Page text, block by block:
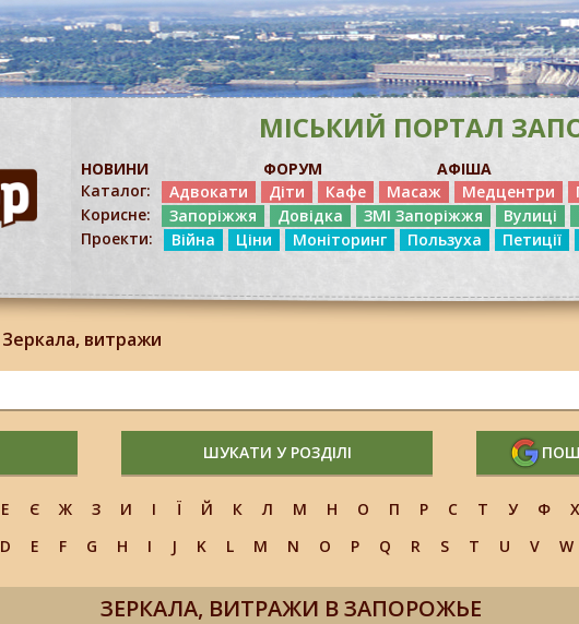
МІСЬКИЙ ПОРТАЛ
НОВИНИ ФОРУМ АФІША
Каталог:
Адвокати Діти Кафе Масаж Медцентри
Корисне:
Запоріжжя Довідка ЗМІ Запоріжжя Вулиці
Проекти:
Війна Ціни Моніторинг Пользуха Петиції
Зеркала, витражи
ШУКАТИ У РОЗДІЛІ
Е Є Ж З И І Ї Й К Л М Н О П Р С Т У Ф Х
D E F G H I J K L M N O P Q R S T U V W
ЗЕРКАЛА, ВИТРАЖИ В ЗАПОРОЖЬЕ